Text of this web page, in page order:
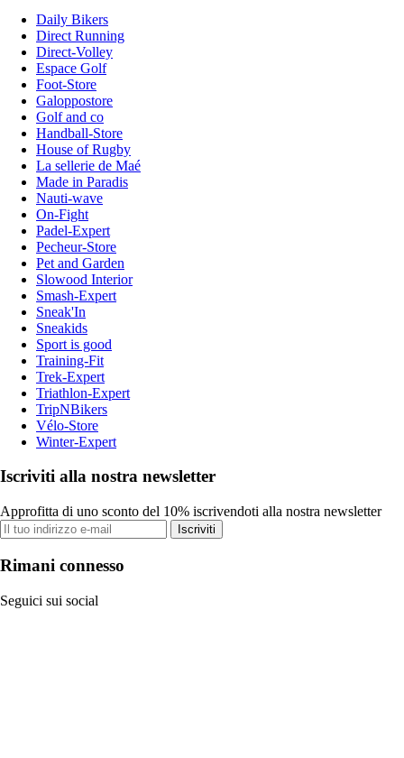
Daily Bikers
Direct Running
Direct-Volley
Espace Golf
Foot-Store
Galoppostore
Golf and co
Handball-Store
House of Rugby
La sellerie de Maé
Made in Paradis
Nauti-wave
On-Fight
Padel-Expert
Pecheur-Store
Pet and Garden
Slowood Interior
Smash-Expert
Sneak'In
Sneakids
Sport is good
Training-Fit
Trek-Expert
Triathlon-Expert
TripNBikers
Vélo-Store
Winter-Expert
Iscriviti alla nostra newsletter
Approfitta di uno sconto del 10% iscrivendoti alla nostra newsletter
Iscriviti
Rimani connesso
Seguici sui social